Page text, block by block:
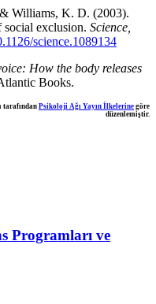
Williams, K. D. (2003).
exclusion. Science,
science.1089134
How the body releases
Books.
tarafından Psikoloji Ağı Yayın İlkelerine göre
düzenlemiştir.
Programları ve